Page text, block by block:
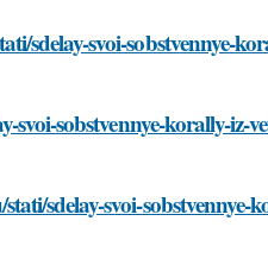
sdelay-svoi-sobstvennye-
sobstvennye-korally-iz-
sdelay-svoi-sobstvennye-